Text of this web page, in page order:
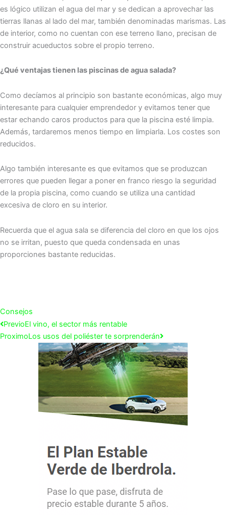
es lógico utilizan el agua del mar y se dedican a aprovechar las
tierras llanas al lado del mar, también denominadas marismas. Las
de interior, como no cuentan con ese terreno llano, precisan de
construir acueductos sobre el propio terreno.
¿Qué ventajas tienen las piscinas de agua salada?
Como decíamos al principio son bastante económicas, algo muy
interesante para cualquier emprendedor y evitamos tener que
estar echando caros productos para que la piscina esté limpia.
Además, tardaremos menos tiempo en limpiarla. Los costes son
reducidos.
Algo también interesante es que evitamos que se produzcan
errores que pueden llegar a poner en franco riesgo la seguridad
de la propia piscina, como cuando se utiliza una cantidad
excesiva de cloro en su interior.
Recuerda que el agua sala se diferencia del cloro en que los ojos
no se irritan, puesto que queda condensada en unas
proporciones bastante reducidas.
Consejos
Ant
PrevioEl vino, el sector más rentable
ProximoLos usos del poliéster te sorprenderán